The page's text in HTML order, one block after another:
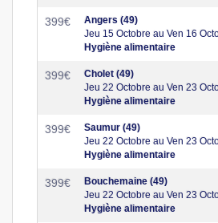
399€
Angers (49)
Jeu 15 Octobre au Ven 16
Hygiène alimentaire
399€
Cholet (49)
Jeu 22 Octobre au Ven 23
Hygiène alimentaire
399€
Saumur (49)
Jeu 22 Octobre au Ven 23
Hygiène alimentaire
399€
Bouchemaine (49)
Jeu 22 Octobre au Ven 23
Hygiène alimentaire